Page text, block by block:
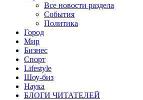
Все новости раздела
События
Политика
Город
Мир
Бизнес
Спорт
Lifestyle
Шоу-биз
Наука
БЛОГИ ЧИТАТЕЛЕЙ